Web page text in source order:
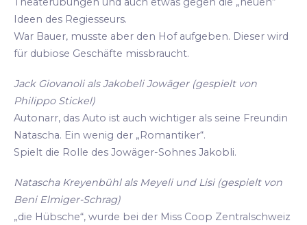
Ideen des Regiesseurs.
War Bauer, musste aber den Hof aufgeben. Dieser wird
für dubiose Geschäfte missbraucht.
Jack Giovanoli als Jakobeli Jowäger (gespielt von
Philippo Stickel)
Autonarr, das Auto ist auch wichtiger als seine Freundin
Natascha. Ein wenig der „Romantiker“.
Spielt die Rolle des Jowäger-Sohnes Jakobli.
Natascha Kreyenbühl als Meyeli und Lisi (gespielt von
Beni Elmiger-Schrag)
„die Hübsche“, wurde bei der Miss Coop Zentralschweiz